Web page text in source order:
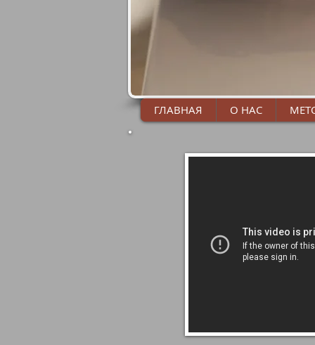
ГЛАВНАЯ О НАС